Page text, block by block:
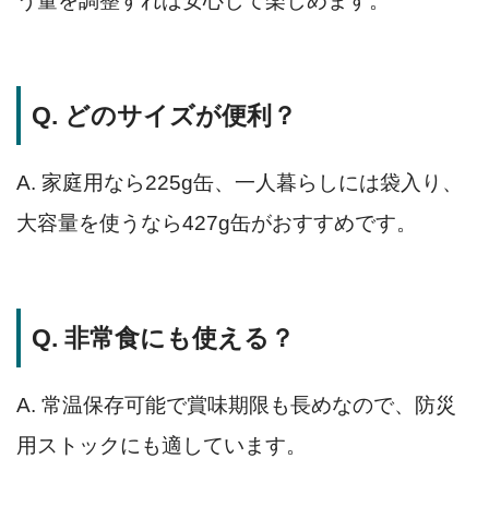
Q. どのサイズが便利？
A. 家庭用なら225g缶、一人暮らしには袋入り、
大容量を使うなら427g缶がおすすめです。
Q. 非常食にも使える？
A. 常温保存可能で賞味期限も長めなので、防災
用ストックにも適しています。